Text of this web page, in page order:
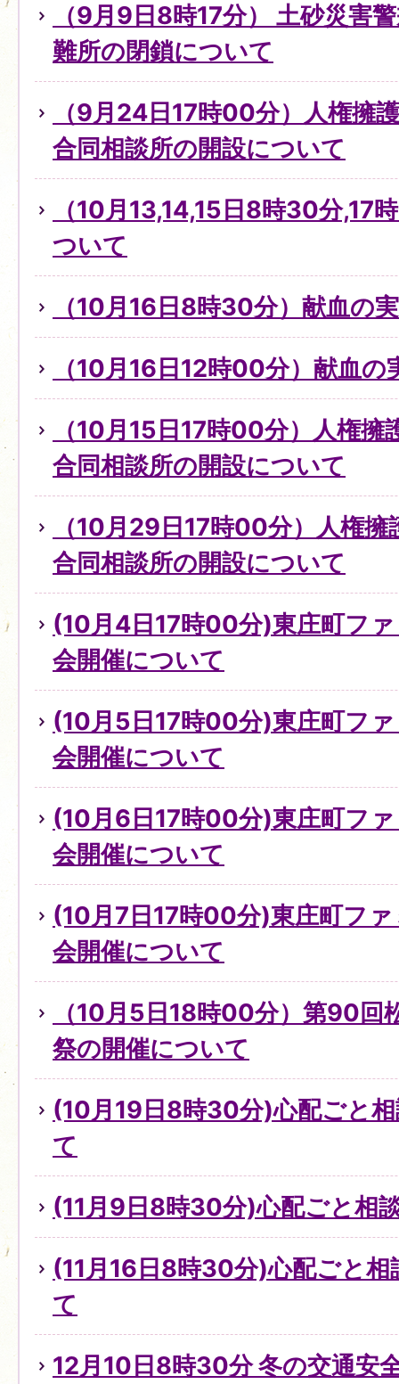
（9月9日8時17分） 土砂災害
難所の閉鎖について
（9月24日17時00分）人権擁
合同相談所の開設について
（10月13,14,15日8時30分,17
ついて
（10月16日8時30分）献血の
（10月16日12時00分）献血の
（10月15日17時00分）人権擁
合同相談所の開設について
（10月29日17時00分）人権
合同相談所の開設について
(10月4日17時00分)東庄町フ
会開催について
(10月5日17時00分)東庄町フ
会開催について
(10月6日17時00分)東庄町フ
会開催について
(10月7日17時00分)東庄町フ
会開催について
（10月5日18時00分）第90回
祭の開催について
(10月19日8時30分)心配ごと
て
(11月9日8時30分)心配ごと相
(11月16日8時30分)心配ごと
て
12月10日8時30分 冬の交通安